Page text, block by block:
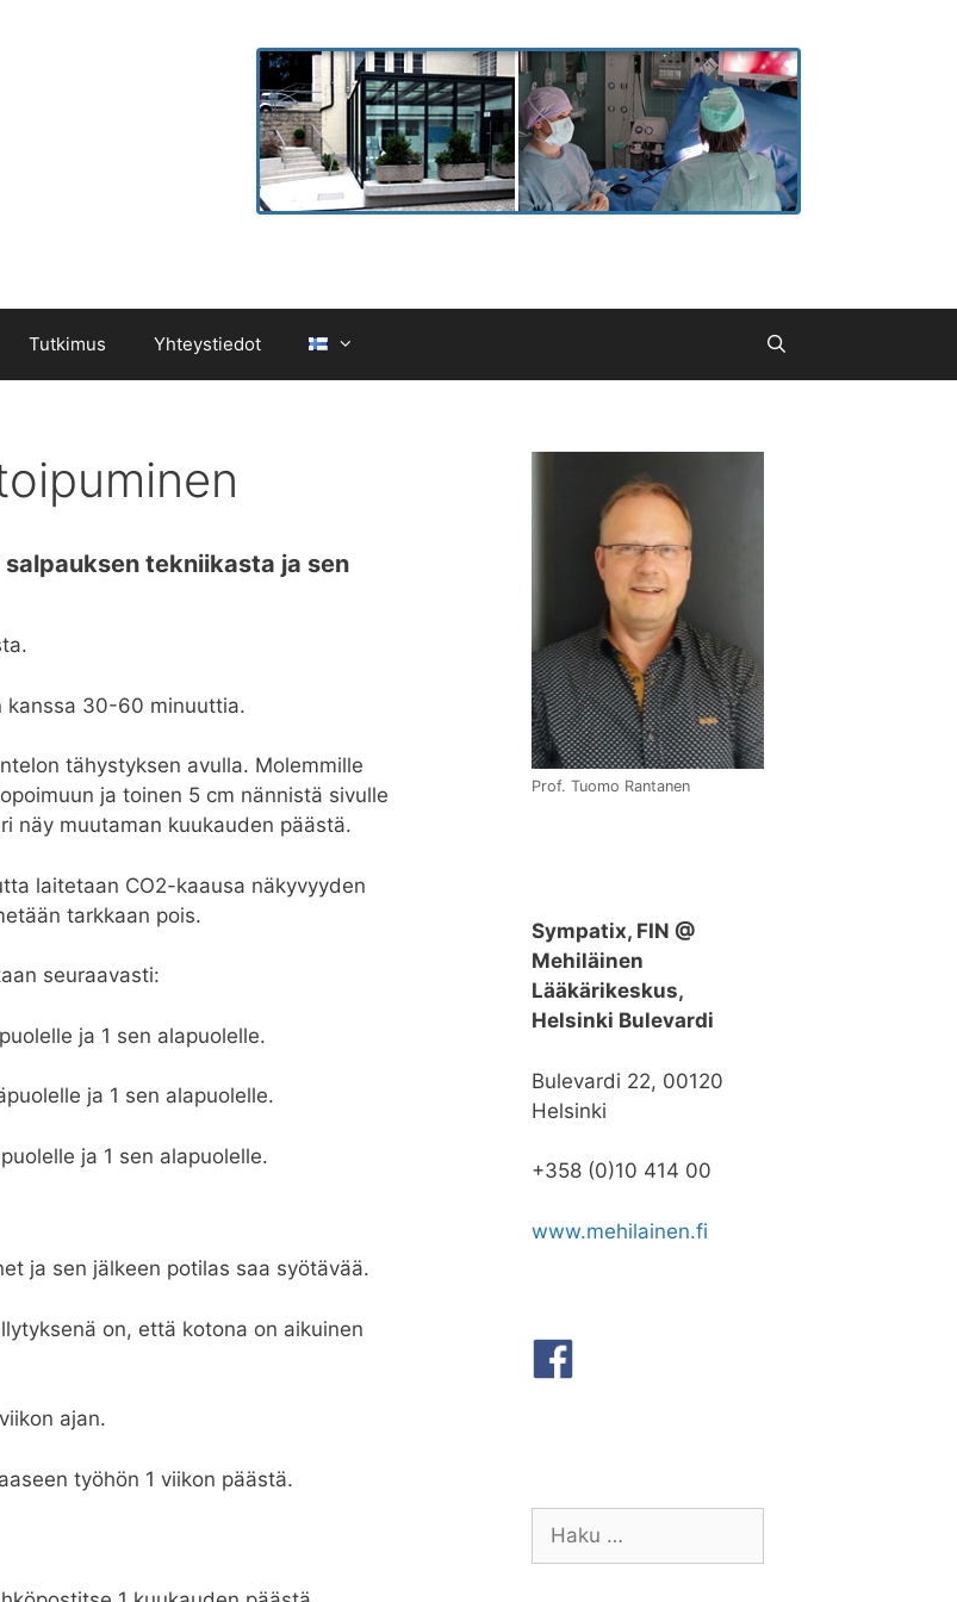
Tutkimus Yhteystiedot
tekniikasta ja sen
kanssa 30-60 minuuttia.
tähystyksen avulla. Molemmille
ja toinen 5 cm nännistä sivulle
näy muutaman kuukauden päästä.
laitetaan CO2-kaausa näkyvyyden
tarkkaan pois.
seuraavasti:
ja 1 sen alapuolelle.
ja 1 sen alapuolelle.
ja 1 sen alapuolelle.
ja sen jälkeen potilas saa syötävää.
on, että kotona on aikuinen
ajan.
työhön 1 viikon päästä.
Prof. Tuomo Rantanen
Sympatix, FIN @
Mehiläinen
Lääkärikeskus,
Helsinki Bulevardi
Bulevardi 22, 00120
Helsinki
+358 (0)10 414 00
www.mehilainen.fi